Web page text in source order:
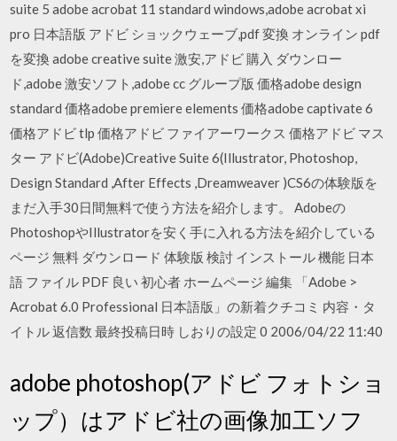
suite 5 adobe acrobat 11 standard windows,adobe acrobat xi
pro 日本語版 アドビ ショックウェーブ,pdf 変換 オンライン pdf
を変換 adobe creative suite 激安,アドビ 購入 ダウンロー
ド,adobe 激安ソフト,adobe cc グループ版 価格adobe design
standard 価格adobe premiere elements 価格adobe captivate 6
価格アドビ tlp 価格アドビ ファイアーワークス 価格アドビ マス
ター アドビ(Adobe)Creative Suite 6(Illustrator, Photoshop,
Design Standard ,After Effects ,Dreamweaver )CS6の体験版を
まだ入手30日間無料で使う方法を紹介します。 Adobeの
PhotoshopやIllustratorを安く手に入れる方法を紹介している
ページ 無料 ダウンロード 体験版 検討 インストール 機能 日本
語 ファイル PDF 良い 初心者 ホームページ 編集 「Adobe >
Acrobat 6.0 Professional 日本語版」の新着クチコミ 内容・タ
イトル 返信数 最終投稿日時 しおりの設定 0 2006/04/22 11:40
adobe photoshop(アドビ フォトショ
ップ）はアドビ社の画像加工ソフ